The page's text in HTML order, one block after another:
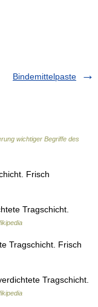
Bindemittelpaste
wichtiger Begriffe des
Frisch
Tragschicht.
Tragschicht. Frisch
Tragschicht.